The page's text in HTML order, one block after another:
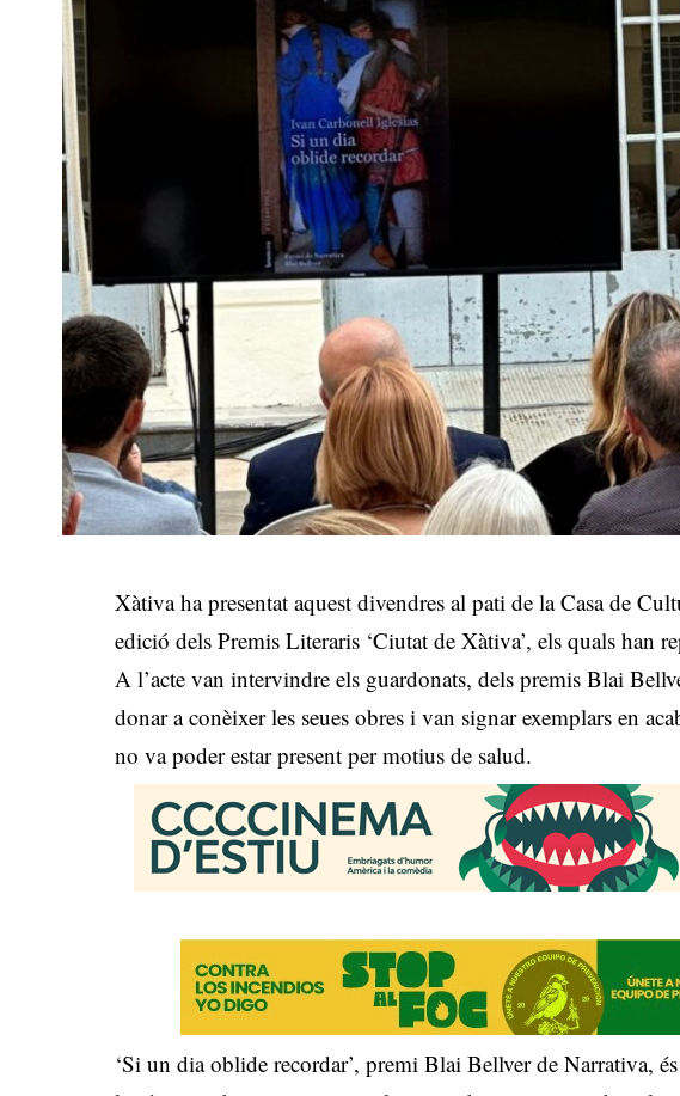
Xàtiva ha presentat aquest divendres al pati de la Casa de
edició dels Premis Literaris ‘Ciutat de Xàtiva’, els quals han
A l’acte van intervindre els guardonats, dels premis Blai
donar a conèixer les seues obres i van signar exemplars en
no va poder estar present per motius de salud.
‘Si un dia oblide recordar’, premi Blai Bellver de Narrativa,